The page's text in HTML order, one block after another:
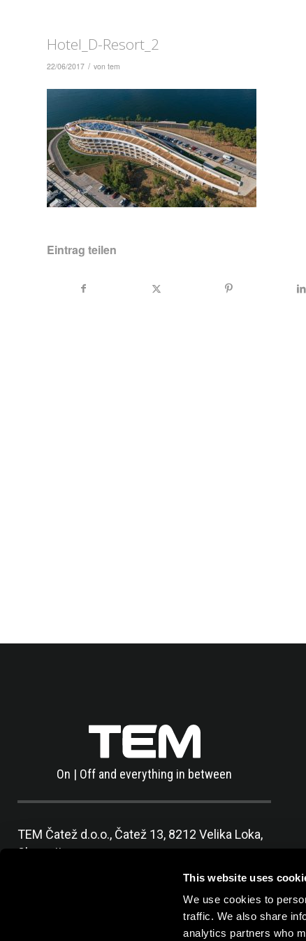
This website uses
We use cookies to
traffic. We also share
analytics partners who
Hotel_D-Resort_2
22/06/2017 / vontem
Eintrag teilen
On | Off and everything in between
TEM Čatež d.o.o., Čatež 13, 8212 Velika Loka,
Slovenija
info@tem.si